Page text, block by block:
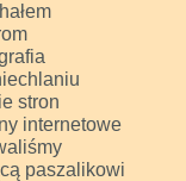
stron
internetowe
paszalikowi